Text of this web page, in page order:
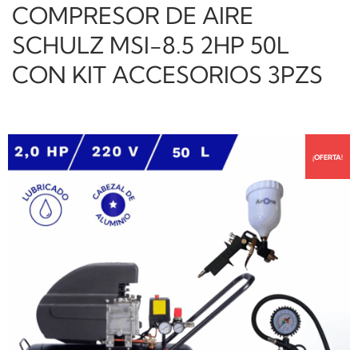
COMPRESOR DE AIRE
SCHULZ MSI-8.5 2HP 50L
CON KIT ACCESORIOS 3PZS
¡OFERTA!